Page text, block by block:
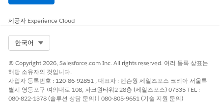
제공자 Experience Cloud
한국어
© Copyright 2026, Salesforce.com Inc. All rights reserved. 여러 등록 상표는
해당 소유자의 것입니다.
사업자 등록번호 : 120-86-92851 , 대표자 : 벤슨웡 세일즈포스 코리아 서울특
별시 영등포구 여의대로 108, 파크원타워2 28층 (세일즈포스) 07335 TEL :
080-822-1378 (솔루션 상담 문의) | 080-805-9651 (기술 지원 문의)